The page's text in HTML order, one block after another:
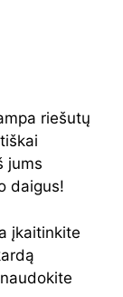
riešutų
jums
daigus!
įkaitinkite